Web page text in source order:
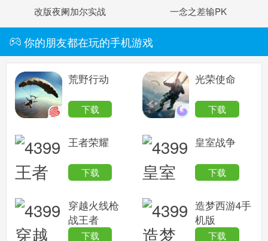
改版夜阑加尔实战 一念之差输PK
你的朋友都在玩的手机游戏
荒野行动
下载
光荣使命
下载
王者荣耀
下载
皇室战争
下载
穿越火线枪
战王者
下载
造梦西游4手
机版
下载